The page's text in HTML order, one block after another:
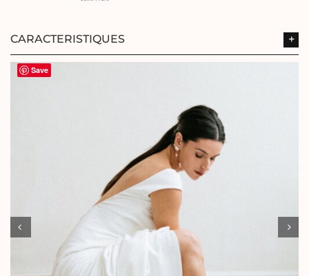
CARACTERISTIQUES
Save